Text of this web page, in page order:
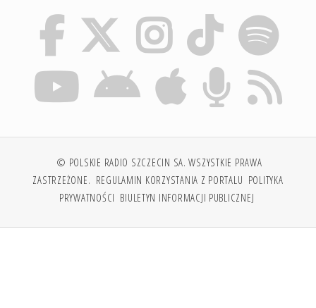
© POLSKIE RADIO SZCZECIN SA. WSZYSTKIE PRAWA
ZASTRZEŻONE. REGULAMIN KORZYSTANIA Z PORTALU POLITYKA
PRYWATNOŚCI BIULETYN INFORMACJI PUBLICZNEJ